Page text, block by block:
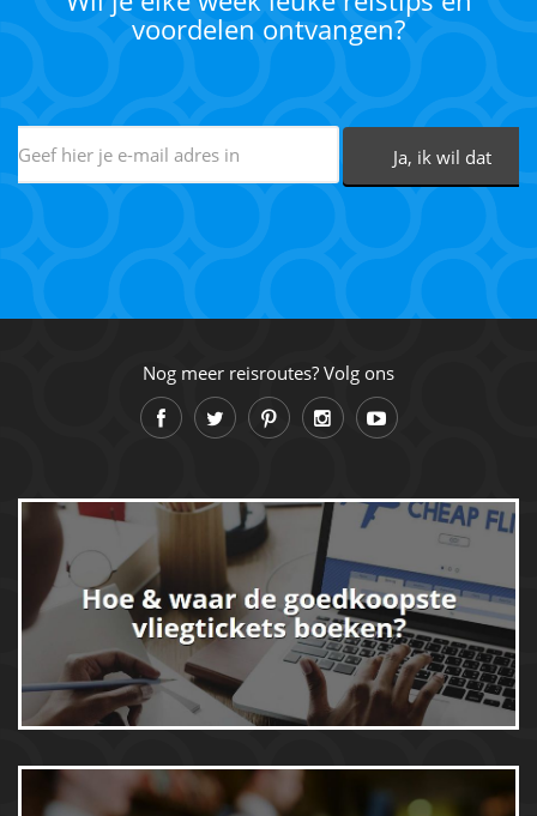
voordelen ontvangen?
Nog meer reisroutes? Volg ons